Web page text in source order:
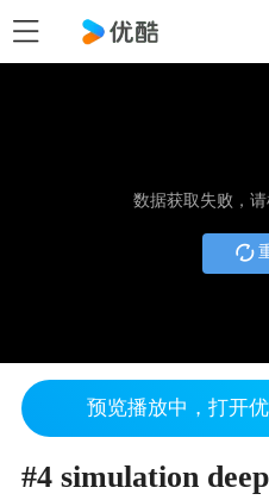
数据获取失败，
预览播放中，打开
#4 simulation